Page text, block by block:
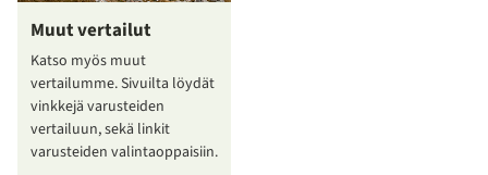
Muut vertailut
Katso myös muut
vertailumme. Sivuilta löydät
vinkkejä varusteiden
vertailuun, sekä linkit
varusteiden valintaoppaisiin.